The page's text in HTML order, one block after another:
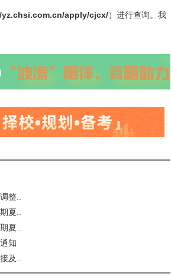
apply/cjcx/）进行查询。我
整..
夏..
夏..
知
及..